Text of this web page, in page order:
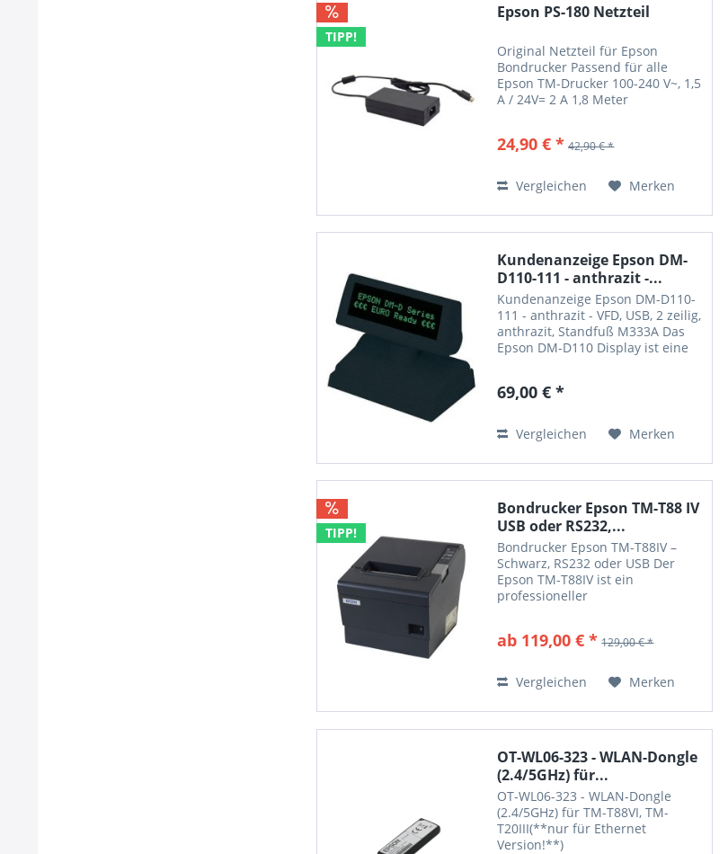
TIPP!
Epson PS-180 Netzteil
Original Netzteil für Epson
Bondrucker Passend für alle
Epson TM-Drucker 100-240 V~, 1,5
A / 24V= 2 A 1,8 Meter
Epson DM-D110 Series Epson
unit DM-D110...
24,90 € * 42,90 € *
Vergleichen Merken
Kundenanzeige Epson DM-
D110-111 - anthrazit -...
Kundenanzeige Epson DM-D110-
111 - anthrazit - VFD, USB, 2 zeilig,
anthrazit, Standfuß M333A Das
Epson DM-D110 Display ist eine
leuchtend grüne Zeichen auf
69,00 € *
Vergleichen Merken
TIPP!
Bondrucker Epson TM-T88 IV
USB oder RS232,...
Bondrucker Epson TM-T88IV –
Schwarz, RS232 oder USB Der
Epson TM-T88IV ist ein
professioneller
vierte Generation der
TM-T88 Serie überzeugt er
durch...
ab 119,00 € * 129,00 € *
Vergleichen Merken
OT-WL06-323 - WLAN-Dongle
(2.4/5GHz) für...
OT-WL06-323 - WLAN-Dongle
(2.4/5GHz) für TM-T88VI, TM-
T20III(**nur für Ethernet
Version!**)